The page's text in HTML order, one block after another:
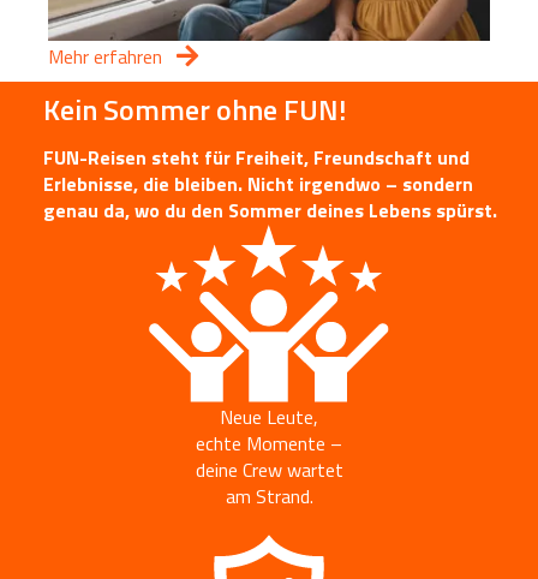
Mehr erfahren
Kein Sommer ohne FUN!
FUN-Reisen steht für Freiheit, Freundschaft und
Erlebnisse, die bleiben. Nicht irgendwo – sondern
genau da, wo du den Sommer deines Lebens spürst.
Neue Leute,
echte Momente –
deine Crew wartet
am Strand.